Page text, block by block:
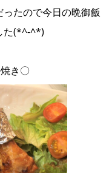
たので今日の晩御飯
た(*^-^*)
き〇